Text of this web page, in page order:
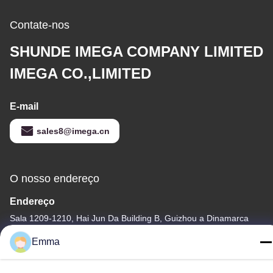
Contate-nos
SHUNDE IMEGA COMPANY LIMITED
IMEGA CO.,LIMITED
E-mail
sales8@imega.cn
O nosso endereço
Endereço
Sala 1209-1210, Hai Jun Da Building B, Guizhou a Dinamarca
Dao Zhong, Ronggui, Shunde, Foshan, Guangdong, China
telefone
Emma